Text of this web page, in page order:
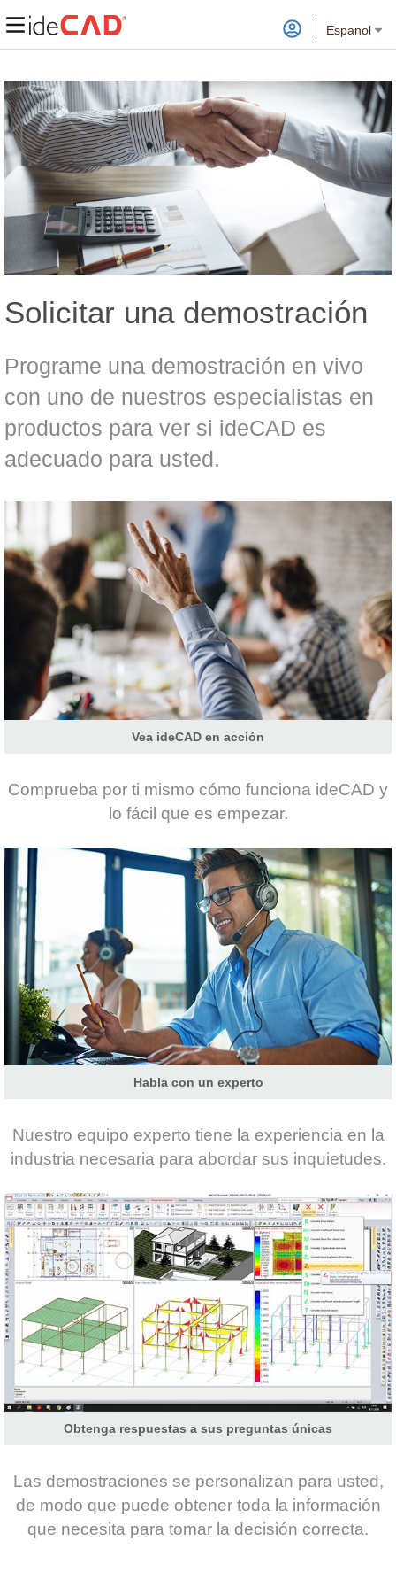
Espanol
Solicitar una demostración
Programe una demostración en vivo
con uno de nuestros especialistas en
productos para ver si ideCAD es
adecuado para usted.
Vea ideCAD en acción
Comprueba por ti mismo cómo funciona ideCAD y
lo fácil que es empezar.
Habla con un experto
Nuestro equipo experto tiene la experiencia en la
industria necesaria para abordar sus inquietudes.
Obtenga respuestas a sus preguntas únicas
Las demostraciones se personalizan para usted,
de modo que puede obtener toda la información
que necesita para tomar la decisión correcta.